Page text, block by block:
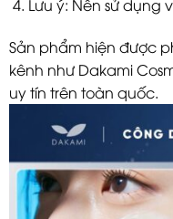
Lưu ý: Nên sử dụng
Sản phẩm hiện được
kênh như Dakami
uy tín trên toàn quốc.